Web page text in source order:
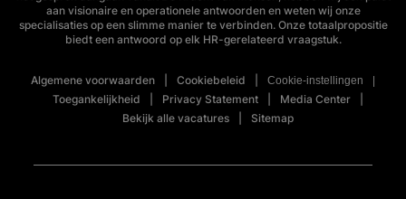
aan visionaire en operationele antwoorden en weten wij onze
specialisaties op een slimme manier te verbinden. Onze totaalpropositie
biedt een antwoord op elk HR-gerelateerd vraagstuk.
Algemene voorwaarden Cookiebeleid Cookie-instellingen
Toegankelijkheid Privacy Statement
Media Center
Bekijk alle vacatures
Sitemap